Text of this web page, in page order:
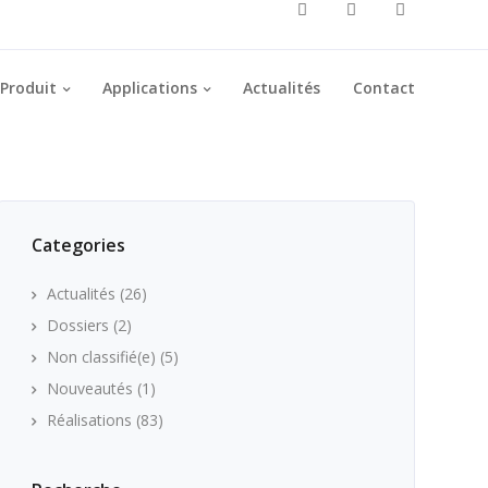
Produit Applications Actualités Contact
Categories
Actualités (26)
Dossiers (2)
Non classifié(e) (5)
Nouveautés (1)
Réalisations (83)